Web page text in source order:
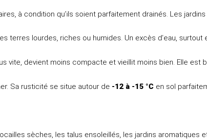
à condition qu’ils soient parfaitement drainés. Les
terres lourdes, riches ou humides. Un excès d’eau,
vite, devient moins compacte et vieillit moins bien. Elle est
Sa rusticité se situe autour de -12 à -15 °C en sol
sèches, les talus ensoleillés, les jardins